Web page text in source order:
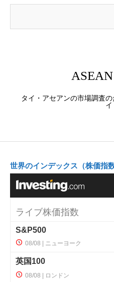
タイ・アセアンの市場調査
世界のインデックス（株価指数